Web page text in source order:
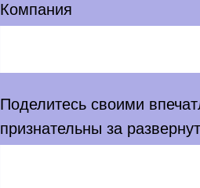
Компания
Поделитесь своими
признательны за